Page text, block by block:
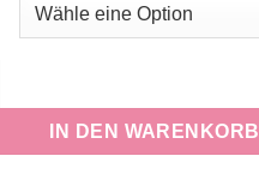
Crunch Chocolate Menge
IN DEN WARENKORB